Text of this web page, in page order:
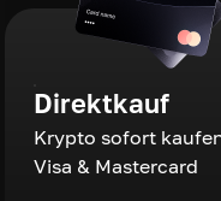
Direktkauf
Krypto sofort
Visa & Mastercard